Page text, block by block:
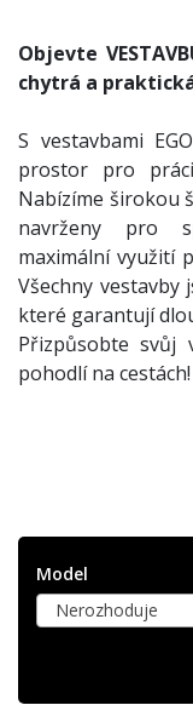
Objevte
chytrá a
S vestavbami
prostor pro
Nabízíme širokou
navrženy pro
maximální využití
Všechny vestavby
které garantují
Přizpůsobte svůj
pohodlí na cestách!
Model
Nerozhoduje